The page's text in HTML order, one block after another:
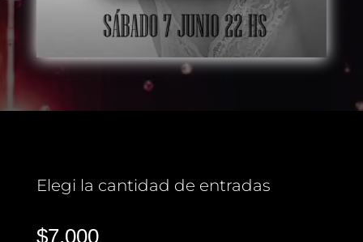
Elegi la cantidad de entradas
$7.000